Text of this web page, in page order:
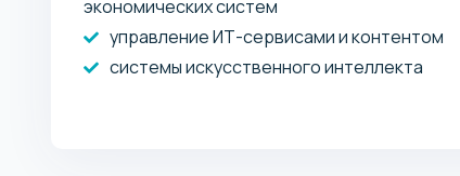
экономических систем
управление ИТ-сервисами и контентом
системы искусственного интеллекта